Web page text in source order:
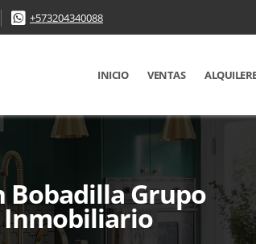
+573204340088
INICIO VENTAS
Bobadilla Grupo
Inmobiliario